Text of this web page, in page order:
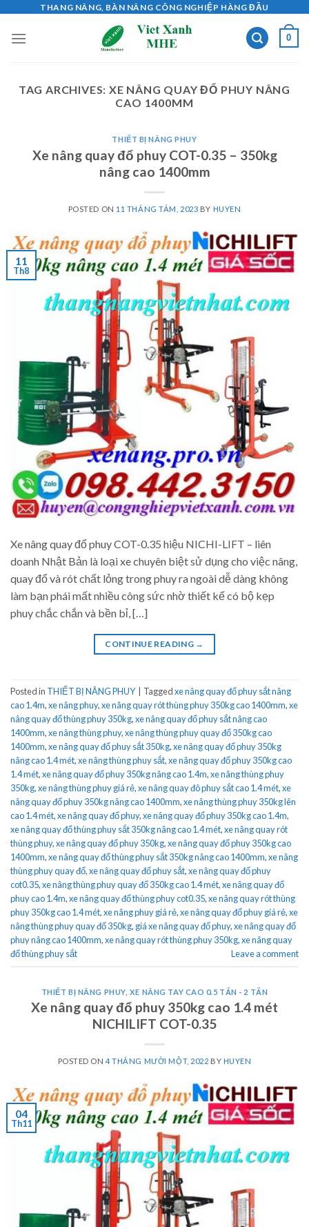
content
THANG NÂNG, BÀN NÂNG CÔNG NGHIỆP HÀNG ĐẦU
0
TAG ARCHIVES:XE NÂNG QUAY ĐỔ PHUY NÂNG
CAO 1400MM
THIẾT BỊ NÂNG PHUY
Xe nâng quay đổ phuy COT-0.35 – 350kg
nâng cao 1400mm
POSTED ON 11 THÁNG TÁM, 2023 BY HUYEN
11
Th8
Xe nâng quay đổ phuy COT-0.35 hiệu NICHI-LIFT – liên
doanh Nhật Bản là loại xe chuyên biệt sử dụng cho việc nâng,
quay đổ và rót chất lỏng trong phuy ra ngoài dễ dàng không
làm bạn phái mất nhiều công sức nhờ thiết kế có bộ kẹp
phuy chắc chắn và bền bỉ, […]
CONTINUE READING →
Posted in THIẾT BỊ NÂNG PHUY Taggedxe nâng quay đổ phuy sắt nâng
cao 1.4m,xe nâng phuy,xe nâng quay rót thùng phuy 350kg cao 1400mm,xe
nâng quay đổ thùng phuy 350kg,xe nâng quay đổ phuy sắt nâng cao
1400mm,xe nâng thùng phuy,xe nâng thùng phuy quay đổ 350kg cao
1400mm,xe nâng quay đổ phuy sắt 350kg,xe nâng quay đổ phuy 350kg
nâng cao 1.4 mét,xe nâng thùng phuy sắt,xe nâng quay đổ phuy 350kg cao
1.4 mét,xe nâng quay đổ phuy 350kg nâng cao 1.4m,xe nâng thùng phuy
350kg,xe nâng thùng phuy giá rẻ,xe nâng quay đô phuy sắt cao 1.4 mét,xe
nâng quay đổ phuy 350kg nâng cao 1400mm,xe nâng thùng phuy 350kg lên
cao 1.4 mét,xe nâng quay đổ phuy,xe nâng quay đổ phuy 350kg cao 1.4m,
xe nâng quay đổ thùng phuy sắt 350kg nâng cao 1.4 mét,xe nâng quay rót
thùng phuy,xe nâng quay đổ phuy 350kg,xe nâng quay đổ phuy 350kg cao
1400mm,xe nâng quay đổ thùng phuy sắt 350kg nâng cao 1400mm,xe nâng
thùng phuy quay đổ,xe nâng quay đổ phuy sắt,xe nâng quay đổ phuy
cot0.35,xe nâng thùng phuy quay đổ 350kg cao 1.4 mét,xe nâng quay đổ
phuy cao 1.4m,xe nâng quay đổ thùng phuy cot0.35,xe nâng quay rót thùng
phuy 350kg cao 1.4 mét,xe nâng phuy giá rẻ,xe nâng quay đổ phuy giá rẻ,xe
nâng thùng phuy quay đổ 350kg, giá xe nâng quay đổ phuy,xe nâng quay đổ
phuy nâng cao 1400mm,xe nâng quay rót thùng phuy 350kg,xe nâng quay
đổ thùng phuy sắt
Leave a comment
THIẾT BỊ NÂNG PHUY, XE NÂNG TAY CAO 0.5 TẤN - 2 TẤN
Xe nâng quay đổ phuy 350kg cao 1.4 mét
NICHILIFT COT-0.35
POSTED ON4 THÁNG MƯỜI MỘT, 2022 BY HUYEN
04
Th11